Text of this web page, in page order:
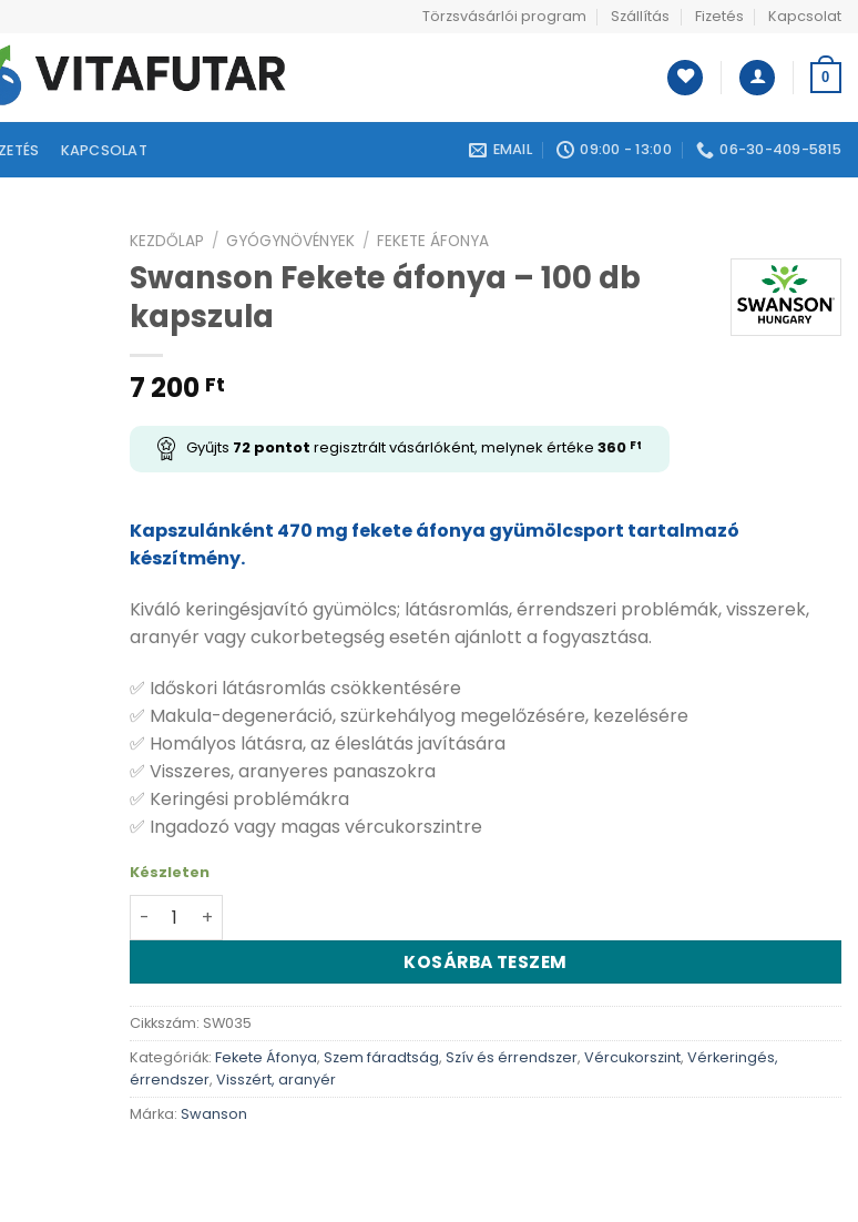
Törzsvásárlói program Szállítás Fizetés Kapcsolat
0
KAPCSOLAT EMAIL 09:00 - 13:00 06-30-409-5815
KEZDŐLAP / GYÓGYNÖVÉNYEK / FEKETE ÁFONYA
Swanson Fekete áfonya – 100 db
kapszula
7 200 Ft
Gyűjts 72 pontot regisztrált vásárlóként, melynek értéke 360 Ft
Kapszulánként 470 mg fekete áfonya gyümölcsport tartalmazó
készítmény.
Kiváló keringésjavító gyümölcs; látásromlás, érrendszeri problémák, visszerek,
aranyér vagy cukorbetegség esetén ajánlott a fogyasztása.
✅ Időskori látásromlás csökkentésére
✅ Makula-degeneráció, szürkehályog megelőzésére, kezelésére
✅ Homályos látásra, az éleslátás javítására
✅ Visszeres, aranyeres panaszokra
✅ Keringési problémákra
✅ Ingadozó vagy magas vércukorszintre
Készleten
Swanson Fekete áfonya - 100 db kapszula mennyiség
KOSÁRBA TESZEM
Cikkszám: SW035
Kategóriák: Fekete Áfonya, Szem fáradtság, Szív és érrendszer, Vércukorszint, Vérkeringés,
érrendszer, Visszért, aranyér
Márka: Swanson